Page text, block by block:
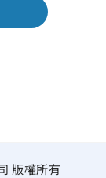
版權所有